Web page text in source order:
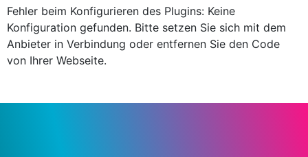
Fehler beim Konfigurieren des Plugins: Keine
Konfiguration gefunden. Bitte setzen Sie sich mit dem
Anbieter in Verbindung oder entfernen Sie den Code
von Ihrer Webseite.